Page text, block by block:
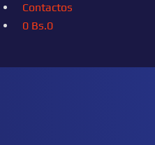
Contactos
0 Bs.0